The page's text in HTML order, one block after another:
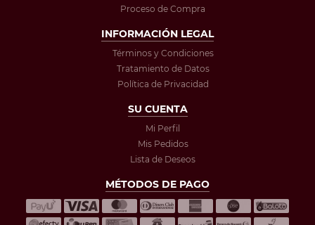
Proceso de Compra
INFORMACIÓN LEGAL
Términos y Condiciones
Tratamiento de Datos
Política de Privacidad
SU CUENTA
Mi Perfil
Mis Pedidos
Lista de Deseos
MÉTODOS DE PAGO